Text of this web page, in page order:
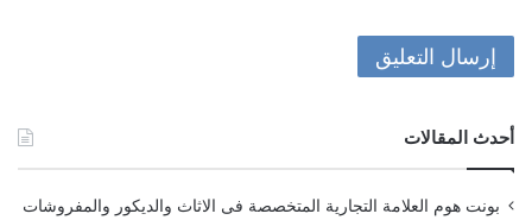
أحدث المقالات
بونت هوم العلامة التجارية المتخصصة فى الاثاث والديكور والمفروشات